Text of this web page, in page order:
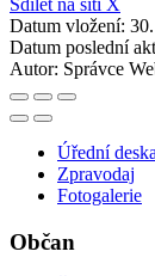
Datum vložení:
Datum poslední
Autor: Správce
Úřední deska
Zpravodaj
Fotogalerie
Občan